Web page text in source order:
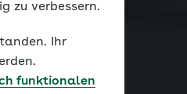
zu verbessern.
Ihr
funktionalen